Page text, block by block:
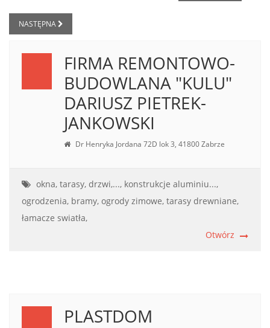
NASTĘPNA
FIRMA REMONTOWO-
BUDOWLANA "KULU"
DARIUSZ PIETREK-
JANKOWSKI
Dr Henryka Jordana 72D lok 3, 41800 Zabrze
okna, tarasy, drzwi,..., konstrukcje aluminiu...,
ogrodzenia, bramy, ogrody zimowe, tarasy drewniane,
łamacze swiatła,
Otwórz
PLASTDOM